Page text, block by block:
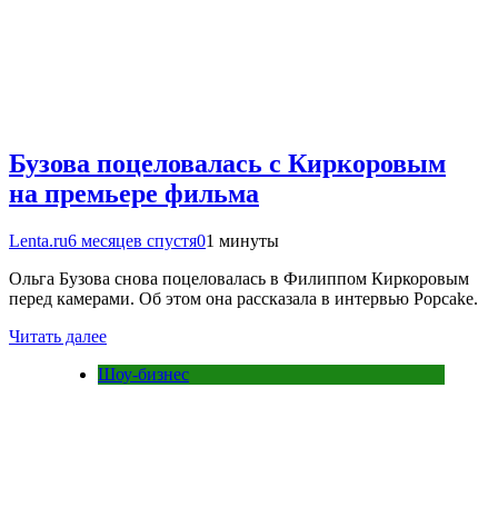
Бузова поцеловалась с Киркоровым
на премьере фильма
Lenta.ru6 месяцев спустя01 минуты
Ольга Бузова снова поцеловалась в Филиппом Киркоровым
перед камерами. Об этом она рассказала в интервью Popcake.
Читать далее
Шоу-бизнес